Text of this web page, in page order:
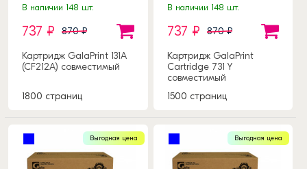
В наличии 148 шт.
737 ₽ 870 ₽
Картридж GalaPrint 131A
(CF212A) совместимый
1800 страниц
В наличии 148 шт.
737 ₽ 870 ₽
Картридж GalaPrint
Cartridge 731 Y
совместимый
1500 страниц
Выгодная цена Выгодная цена